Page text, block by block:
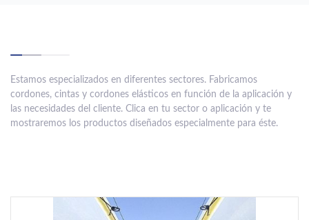
Estamos especializados en diferentes sectores. Fabricamos
cordones, cintas y cordones elásticos en función de la aplicación y
las necesidades del cliente. Clica en tu sector o aplicación y te
mostraremos los productos diseñados especialmente para éste.